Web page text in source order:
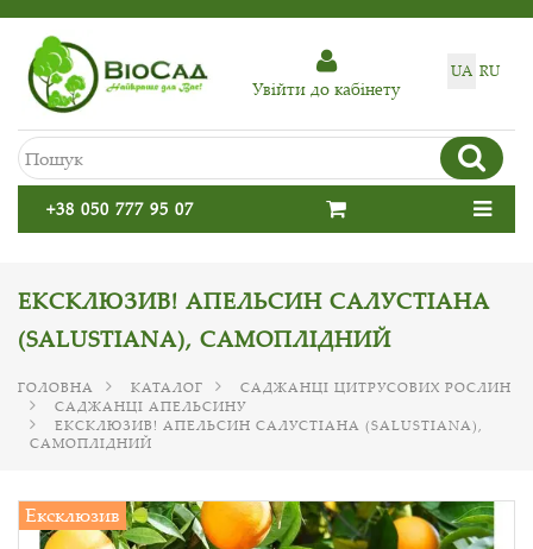
UA RU
Увiйти до кабiнету
+38 050 777 95 07
ЕКСКЛЮЗИВ! АПЕЛЬСИН САЛУСТІАНА
(SALUSTIANA), САМОПЛІДНИЙ
ГОЛОВНА КАТАЛОГ
САДЖАНЦІ ЦИТРУСОВИХ РОСЛИН
САДЖАНЦІ АПЕЛЬСИНУ
ЕКСКЛЮЗИВ! АПЕЛЬСИН САЛУСТІАНА (SALUSTIANA),
САМОПЛІДНИЙ
Ексклюзив